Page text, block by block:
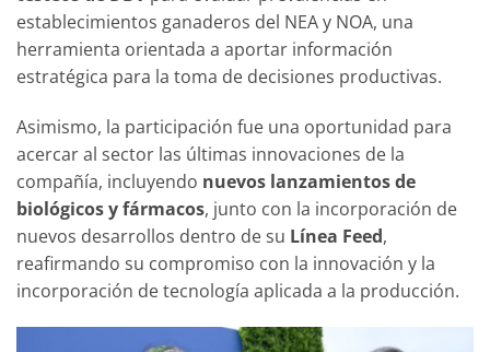
establecimientos ganaderos del NEA y NOA, una
herramienta orientada a aportar información
estratégica para la toma de decisiones productivas.
Asimismo, la participación fue una oportunidad para
acercar al sector las últimas innovaciones de la
compañía, incluyendo nuevos lanzamientos de
biológicos y fármacos, junto con la incorporación de
nuevos desarrollos dentro de su Línea Feed,
reafirmando su compromiso con la innovación y la
incorporación de tecnología aplicada a la producción.